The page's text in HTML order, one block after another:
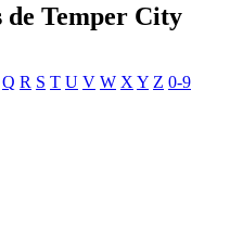
de Temper City
Q R S T U V W X Y Z 0-9